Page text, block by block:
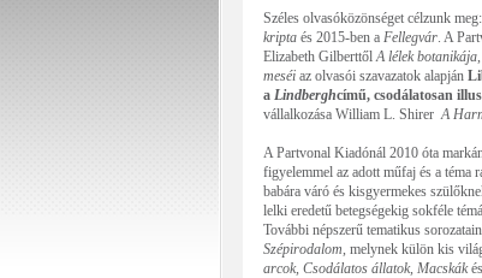
Széles olvasóközönséget célzunk
kriptaés 2015-ben a Fellegvár. A
Elizabeth GilberttőlA lélek botanikája
meséiaz olvasói szavazatok alapján
a Lindberghcímű, csodálatosan
vállalkozása William L. ShirerA
A Partvonal Kiadónál 2010 óta
figyelemmel az adott műfaj és a téma
babára váró és kisgyermekes
lelki eredetű betegségekig sokféle
További népszerű tematikus
Szépirodalom, melynek külön kis
arcok, Csodálatos állatok, Macskákés